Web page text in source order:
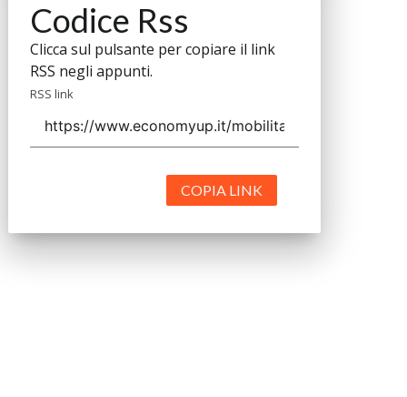
Codice Rss
Clicca sul pulsante per copiare il link
RSS negli appunti.
RSS link
COPIA LINK